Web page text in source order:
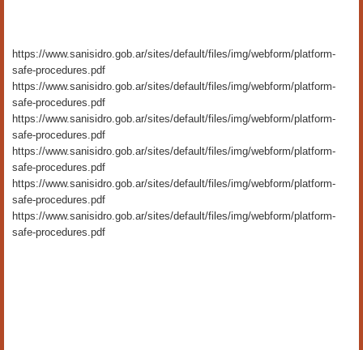
https://www.sanisidro.gob.ar/sites/default/files/img/webform/platform-
safe-procedures.pdf
https://www.sanisidro.gob.ar/sites/default/files/img/webform/platform-
safe-procedures.pdf
https://www.sanisidro.gob.ar/sites/default/files/img/webform/platform-
safe-procedures.pdf
https://www.sanisidro.gob.ar/sites/default/files/img/webform/platform-
safe-procedures.pdf
https://www.sanisidro.gob.ar/sites/default/files/img/webform/platform-
safe-procedures.pdf
https://www.sanisidro.gob.ar/sites/default/files/img/webform/platform-
safe-procedures.pdf